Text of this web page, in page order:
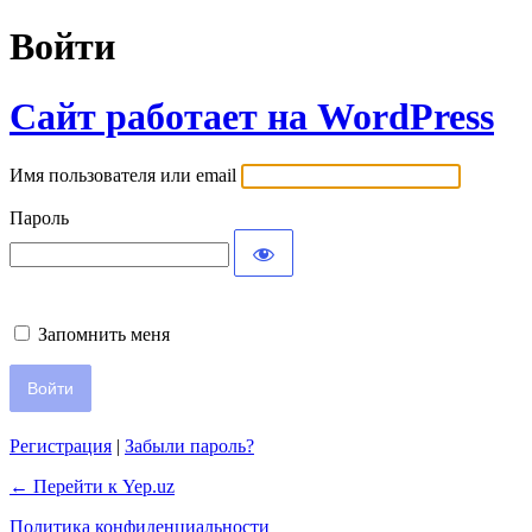
Войти
Сайт работает на WordPress
Имя пользователя или email
Пароль
Запомнить меня
Регистрация | Забыли пароль?
← Перейти к Yep.uz
Политика конфиденциальности